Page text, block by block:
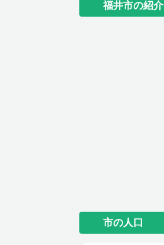
福井市の紹介
市の人口